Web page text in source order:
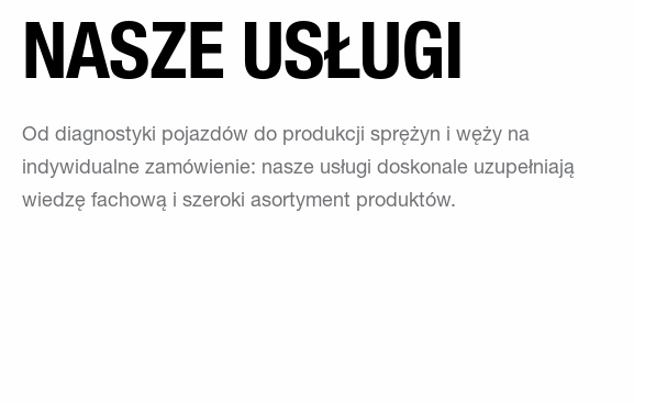
NASZE USŁUGI
Od diagnostyki pojazdów do produkcji sprężyn i węży na
indywidualne zamówienie: nasze usługi doskonale uzupełniają
wiedzę fachową i szeroki asortyment produktów.